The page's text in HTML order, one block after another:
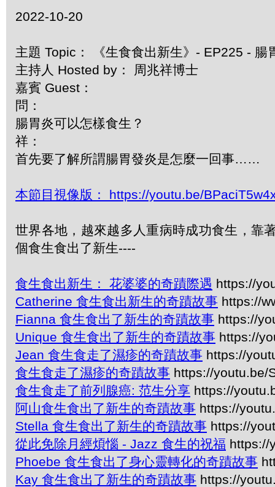
2022-10-20
主題 Topic： 《生食食出新生》- EP225 - 腸
主持人 Hosted by： 周兆祥博士
嘉賓 Guest：
問：
腸胃炎可以怎樣食生？
祥：
首先要了解所謂腸胃發炎是怎麼一回事……
本節目視像版： https://youtu.be/
世界各地，越來越多人重病時成功食生，靠
個食生食出了新生----
食生食出新生： 花婆婆的奇蹟際遇 https://
Catherine 食生食出新生的奇蹟故事 https://
Fianna 食生食出了新生的奇蹟故事 https://
Unique 食生食出了新生的奇蹟故事 https://
Jean 食生食走了濕疹的奇蹟故事 https://
食生食走了濕疹的奇蹟故事 https://youtu.be/
食生食走了前列腺癌: 范生分享 https://
阿山食生食出了新生的奇蹟故事 https://
Stella 食生食出了新生的奇蹟故事 https://
從此免除月經煩惱 - Jazz 食生的祝福 https://
Phoebe 食生食出了身心靈轉化的奇蹟故事
Kay 食生食出了新生的奇蹟故事 https://